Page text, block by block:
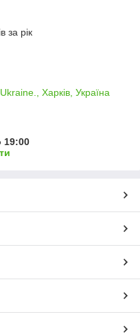
за рік
Харків, Україна
19:00